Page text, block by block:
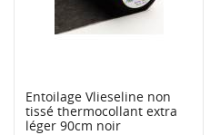
Entoilage Vlieseline non
tissé thermocollant extra
léger 90cm noir